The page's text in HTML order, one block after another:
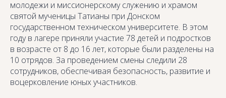
молодежи и миссионерскому служению и храмом
святой мученицы Татианы при Донском
государственном техническом университете. В этом
году в лагере приняли участие 78 детей и подростков
в возрасте от 8 до 16 лет, которые были разделены на
10 отрядов. За проведением смены следили 28
сотрудников, обеспечивая безопасность, развитие и
воцерковление юных участников.